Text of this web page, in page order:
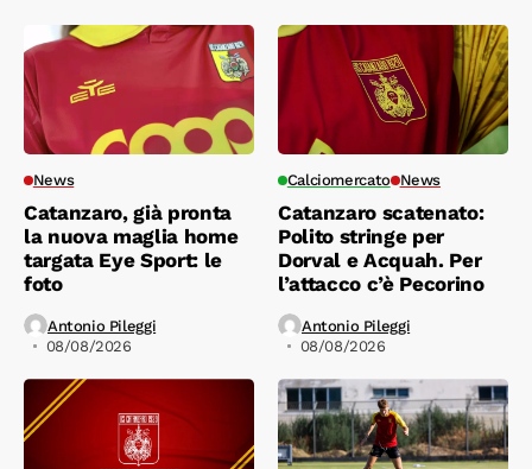
News
Catanzaro, già pronta
la nuova maglia home
targata Eye Sport: le
foto
Antonio Pileggi
08/08/2026
Calciomercato News
Catanzaro scatenato:
Polito stringe per
Dorval e Acquah. Per
l’attacco c’è Pecorino
Antonio Pileggi
08/08/2026